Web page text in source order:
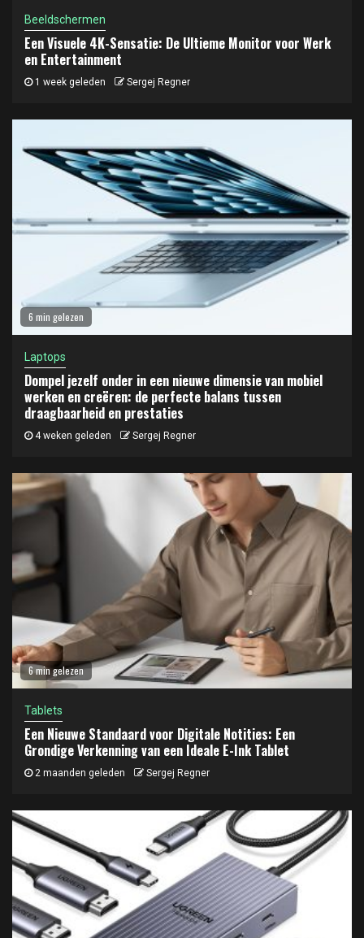
Beeldschermen
Een Visuele 4K-Sensatie: De Ultieme Monitor voor Werk
en Entertainment
1 week geleden Sergej Regner
6 min gelezen
Laptops
Dompel jezelf onder in een nieuwe dimensie van mobiel
werken en creëren: de perfecte balans tussen
draagbaarheid en prestaties
4 weken geleden Sergej Regner
6 min gelezen
Tablets
Een Nieuwe Standaard voor Digitale Notities: Een
Grondige Verkenning van een Ideale E-Ink Tablet
2 maanden geleden Sergej Regner